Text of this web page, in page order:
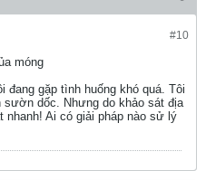
#10
móng
đang gặp tình huống khó quá. Tôi
sườn dốc. Nhưng do khảo sát địa
Ai có giải pháp nào sử lý